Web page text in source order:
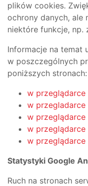
plików cookies.
ochrony danych, ale
niektóre funkcje, np.
Informacje na temat
w poszczególnych
poniższych stronach:
w przeglądarce
w przegladarce
w przeglądarce
w
w przeglądarce
Statystyki Google
Ruch na stronach